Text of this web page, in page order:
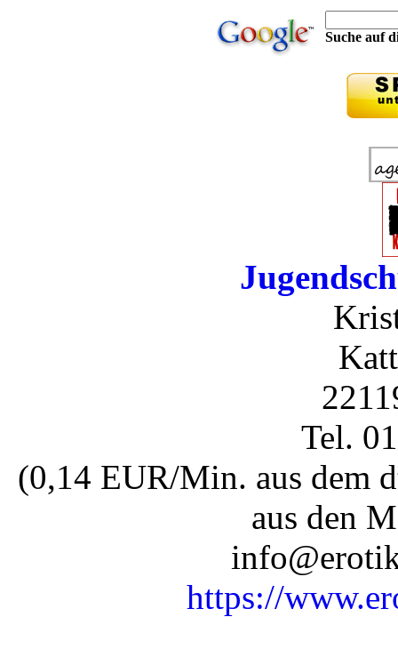
Suche auf
Tel.
(0,14 EUR/Min. aus dem
aus den
https://